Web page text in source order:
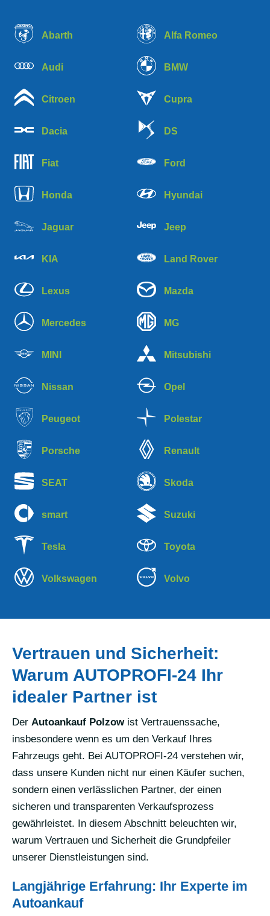
Abarth Alfa Romeo
Audi BMW
Citroen Cupra
Dacia DS
Fiat Ford
Honda Hyundai
Jaguar Jeep
KIA Land Rover
Lexus Mazda
Mercedes MG
MINI Mitsubishi
Nissan Opel
Peugeot Polestar
Porsche Renault
SEAT Skoda
smart Suzuki
Tesla Toyota
Volkswagen Volvo
Vertrauen und Sicherheit:
Warum AUTOPROFI-24 Ihr
idealer Partner ist
Der Autoankauf Polzowist Vertrauenssache,
insbesondere wenn es um den Verkauf Ihres
Fahrzeugs geht. Bei AUTOPROFI-24 verstehen wir,
dass unsere Kunden nicht nur einen Käufer suchen,
sondern einen verlässlichen Partner, der einen
sicheren und transparenten Verkaufsprozess
gewährleistet. In diesem Abschnitt beleuchten wir,
warum Vertrauen und Sicherheit die Grundpfeiler
unserer Dienstleistungen sind.
Langjährige Erfahrung: Ihr Experte im
Autoankauf